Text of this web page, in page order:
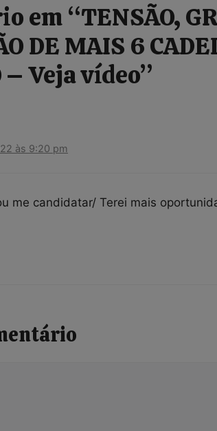
em “TENSÃO,
DE MAIS 6
– Veja vídeo”
às 9:20 pm
me candidatar/ Terei mais